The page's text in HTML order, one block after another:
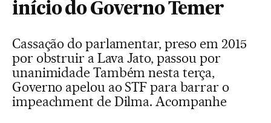
início do Governo Temer
Cassação do parlamentar, preso em 2015
por obstruir a Lava Jato, passou por
unanimidade Também nesta terça,
Governo apelou ao STF para barrar o
impeachment de Dilma. Acompanhe